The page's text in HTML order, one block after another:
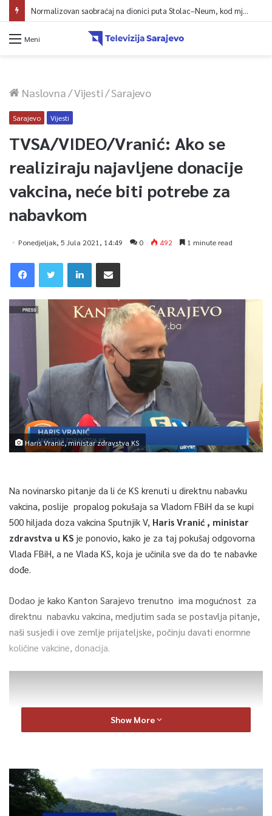
Normalizovan saobraćaj na dionici puta Stolac–Neum, kod mjesta Udora, nakon nezgode
Meni
Naslovna/Vijesti/Sarajevo
Sarajevo Vijesti
TVSA/VIDEO/Vranić: Ako se
realiziraju najavljene donacije
vakcina, neće biti potrebe za
nabavkom
Ponedjeljak, 5 Jula 2021, 14:49 0 492 1 minute read
Haris Vranić, ministar zdravstva KS
Na novinarsko pitanje da li će KS krenuti u direktnu nabavku
vakcina, poslije propalog pokušaja sa Vladom FBiH da se kupi
500 hiljada doza vakcina Sputnjik V, Haris Vranić , ministar
zdravstva u KS je ponovio, kako je za taj pokušaj odgovorna
Vlada FBiH, a ne Vlada KS, koja je učinila sve da do te nabavke
dođe.
Dodao je kako Kanton Sarajevo trenutno ima mogućnost za
direktnu nabavku vakcina, medjutim sada se postavlja pitanje,
naši susjedi i ove zemlje prijateljske, počinju davati enormne
količine vakcine, donacija.
Show More